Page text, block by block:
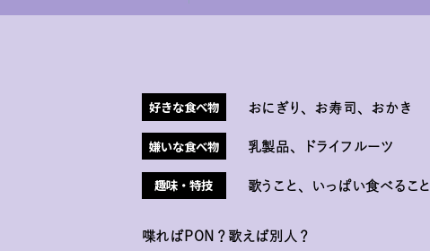
好きな食べ物 おにぎり、お寿司、おかき
嫌いな食べ物 乳製品、ドライフルーツ
趣味・特技 歌うこと、いっぱい食べること
喋ればPON？歌えば別人？